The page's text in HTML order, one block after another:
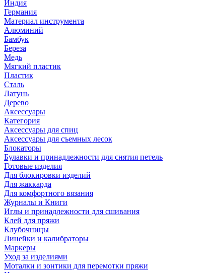
Индия
Германия
Материал инструмента
Алюминий
Бамбук
Береза
Медь
Мягкий пластик
Пластик
Сталь
Латунь
Дерево
Аксессуары
Категория
Аксессуары для спиц
Аксессуары для съемных лесок
Блокаторы
Булавки и принадлежности для снятия петель
Готовые изделия
Для блокировки изделий
Для жаккарда
Для комфортного вязания
Журналы и Книги
Иглы и принадлежности для сшивания
Клей для пряжи
Клубочницы
Линейки и калибраторы
Маркеры
Уход за изделиями
Моталки и зонтики для перемотки пряжи